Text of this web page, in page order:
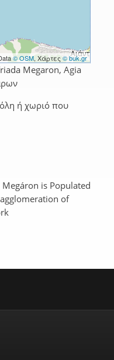
© OSM, Χάρτες© buk.gr
Megaron, Agia
ή χωριό που
is Populated
of